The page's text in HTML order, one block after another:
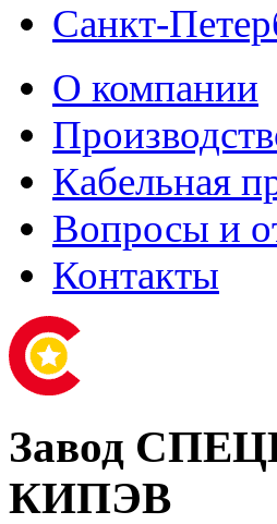
Санкт-
О компании
Кабельная
Вопросы и
Контакты
Завод
КИПЭВ